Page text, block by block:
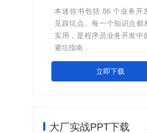
本迷你书包括 86 个业务开
见踩坑点。每一个知识点都
实用，是程序员业务开发中
避坑指南...
立即下载
大厂实战PPT下载